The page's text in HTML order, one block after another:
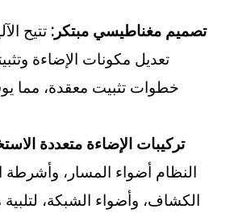
تصميم مغناطيسي مبتكر:تتيح
تعديل مكونات الإضاءة
خطوات تثبيت معقدة، مما
تركيبات الإضاءة متعددة
النظام أضواء المسار، وأشرطة
الكشاف، وأضواء الشبكة،